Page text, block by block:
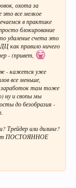
охота за
все мелкое
в практике
блокирование
удаление счета это
как правило ничего
- (привет,
- кажется уже
все меньше,
заработок там тоже
ну и свопы мы
до безобразия -
Трейдер или дилинг?
ПОСТОЯННОЕ